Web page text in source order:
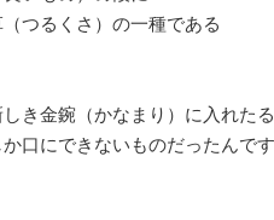
つるくさ）の一種である⁡
き金鋺（かなまり）に入れた
口にできないものだったんで